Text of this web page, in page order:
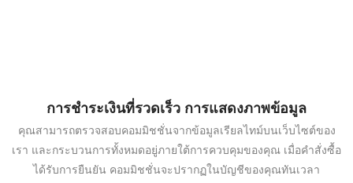
การชำระเงินที่รวดเร็ว การแสดงภาพข้อมูล
คุณสามารถตรวจสอบคอมมิชชั่นจากข้อมูลเรียลไทม์บนเว็บไซต์ของ
เรา และกระบวนการทั้งหมดอยู่ภายใต้การควบคุมของคุณ เมื่อคำสั่งซื้อ
ได้รับการยืนยัน คอมมิชชั่นจะปรากฏในบัญชีของคุณทันเวลา